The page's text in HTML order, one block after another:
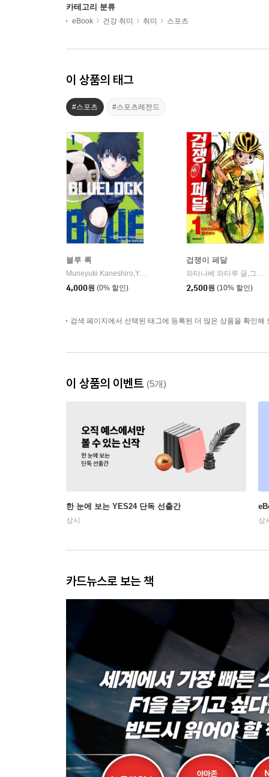
카테고리 분류
eBook 건강 취미 취미 스포츠
이 상품의 태그
#스포츠 #스포츠레전드
블루 록
Muneyuki Kaneshiro,Yusuke Nomura 저 | 학산문화사
4,000원 (0% 할인)
겁쟁이 페달
2,500원 (10% 할인)
검색 페이지에서 선택된 태그에 등록된 더 많은 상품을 확인해
이 상품의 이벤트 (5개)
한 눈에 보는 YES24 단독 선출간
상시 상
카드뉴스로 보는 책